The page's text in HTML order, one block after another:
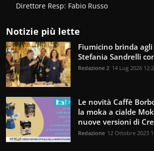
Direttore Resp: Fabio Russo
Notizie più lette
Fiumicino brinda
Stefania Sandrelli
Redazione 2 14 Lug 2026
Le novità Caffè
la moka a cialde
nuove versioni di
Redazione 12 Ottobre 2023